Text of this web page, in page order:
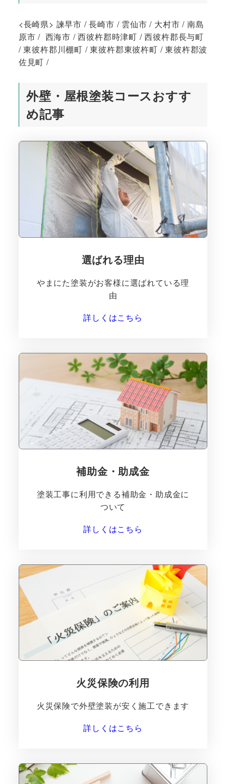
<長崎県> 諫早市 / 長崎市 / 雲仙市 / 大村市 / 南島
原市 / 西海市 / 西彼杵郡時津町 / 西彼杵郡長与町
/ 東彼杵郡川棚町 / 東彼杵郡東彼杵町 / 東彼杵郡波
佐見町 /
外壁・屋根塗装コースおすす
め記事
選ばれる理由
やまにた塗装がお客様に選ばれている理
由
詳しくはこちら
補助金・助成金
塗装工事に利用できる補助金・助成金に
ついて
詳しくはこちら
火災保険の利用
火災保険で外壁塗装が安く施工できます
詳しくはこちら